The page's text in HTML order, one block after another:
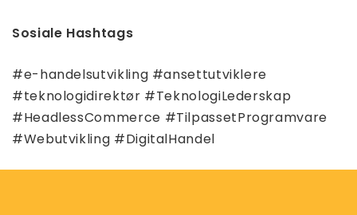
Sosiale Hashtags
#e-handelsutvikling #ansettutviklere
#teknologidirektør #TeknologiLederskap
#HeadlessCommerce #TilpassetProgramvare
#Webutvikling #DigitalHandel